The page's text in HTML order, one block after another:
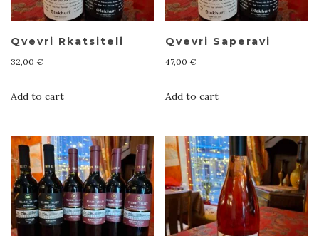
Qvevri Rkatsiteli
32,00 €
Add to cart
Qvevri Saperavi
47,00 €
Add to cart